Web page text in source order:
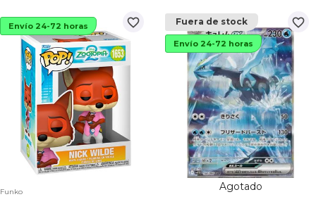
favorite_border
Envío 24-72 horas
Funko
favorite_border
Fuera de stock
Envío 24-72 horas
Agotado